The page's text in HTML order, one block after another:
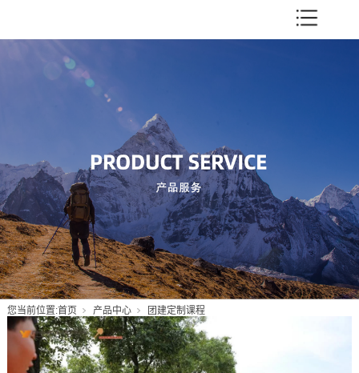
您当前位置:首页 产品中心 团建定制课程